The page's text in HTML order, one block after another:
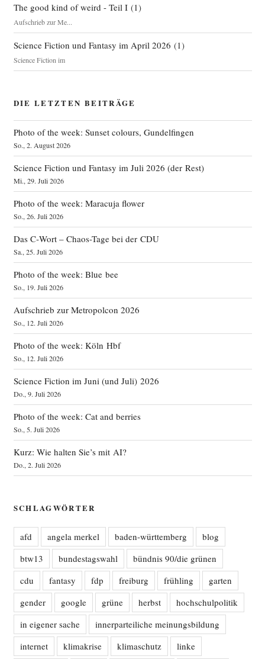
The good kind of weird - Teil I(1)
Aufschrieb zur Me...
Science Fiction und Fantasy im April 2026 (1)
Science Fiction im
DIE LETZTEN BEITRÄGE
Photo of the week: Sunset colours, Gundelfingen
So., 2. August 2026
Science Fiction und Fantasy im Juli 2026 (der Rest)
Mi., 29. Juli 2026
Photo of the week: Maracuja flower
So., 26. Juli 2026
Das C‑Wort – Chaos-Tage bei der CDU
Sa., 25. Juli 2026
Photo of the week: Blue bee
So., 19. Juli 2026
Aufschrieb zur Metropolcon 2026
So., 12. Juli 2026
Photo of the week: Köln Hbf
So., 12. Juli 2026
Science Fiction im Juni (und Juli) 2026
Do., 9. Juli 2026
Photo of the week: Cat and berries
So., 5. Juli 2026
Kurz: Wie halten Sie’s mit AI?
Do., 2. Juli 2026
SCHLAGWÖRTER
afd angela merkel baden-württemberg
blog
btw13
bundestagswahl
bündnis 90/die grünen
cdu
fantasy fdp freiburg frühling
garten
gender
google grüne herbst
hochschulpolitik
in eigener sache
innerparteiliche meinungsbildung
internet
klimakrise klimaschutz linke